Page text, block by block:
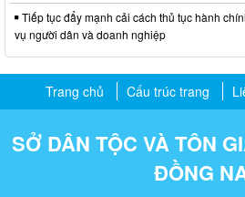
Tiếp tục đẩy mạnh cải cách thủ tục hành
vụ người dân và doanh nghiệp
Trang chủ Cấu trúc trang
SỞ DÂN TỘC VÀ TÔN
ĐỒNG